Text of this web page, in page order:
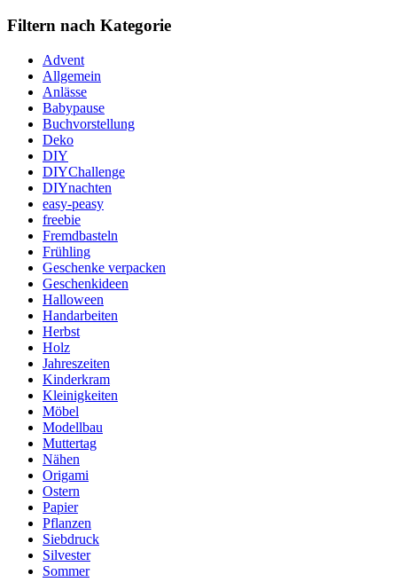
Filtern nach Kategorie
Advent
Allgemein
Anlässe
Babypause
Buchvorstellung
Deko
DIY
DIYChallenge
DIYnachten
easy-peasy
freebie
Fremdbasteln
Frühling
Geschenke verpacken
Geschenkideen
Halloween
Handarbeiten
Herbst
Holz
Jahreszeiten
Kinderkram
Kleinigkeiten
Möbel
Modellbau
Muttertag
Nähen
Origami
Ostern
Papier
Pflanzen
Siebdruck
Silvester
Sommer